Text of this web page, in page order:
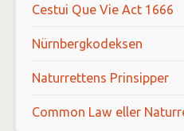
Cestui Que Vie Act 1666
Nürnbergkodeksen
Naturrettens Prinsipper
Common Law eller